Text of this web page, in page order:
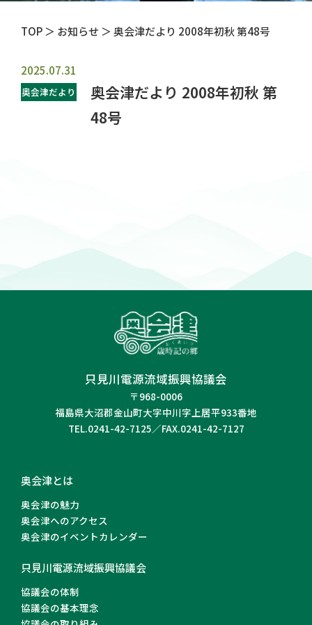
TOP ＞ お知らせ ＞ 奥会津だより 2008年初秋 第48号
2025.07.31
奥会津だより
奥会津だより 2008年初秋 第
48号
只見川電源流域振興協議会
〒968-0006
福島県大沼郡金山町大字中川字上居平933番地
TEL.0241-42-7125／FAX.0241-42-7127
奥会津とは
奥会津の魅力
奥会津へのアクセス
奥会津のイベントカレンダー
只見川電源流域振興協議会
協議会の体制
協議会の基本理念